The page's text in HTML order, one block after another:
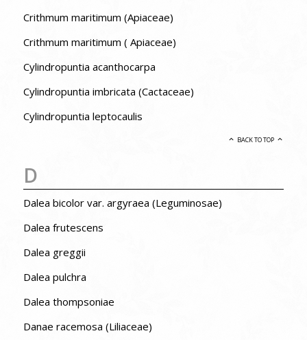
Crithmum maritimum (Apiaceae)
Crithmum maritimum ( Apiaceae)
Cylindropuntia acanthocarpa
Cylindropuntia imbricata (Cactaceae)
Cylindropuntia leptocaulis
BACK TO TOP
D
Dalea bicolor var. argyraea (Leguminosae)
Dalea frutescens
Dalea greggii
Dalea pulchra
Dalea thompsoniae
Danae racemosa (Liliaceae)